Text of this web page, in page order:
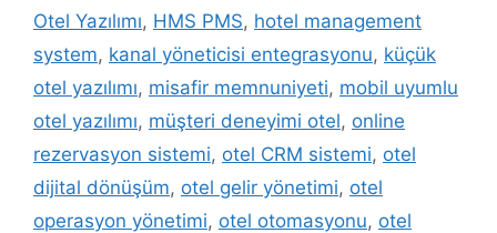
Otel Yazılımı, HMS PMS, hotel management
system, kanal yöneticisi entegrasyonu, küçük
otel yazılımı, misafir memnuniyeti, mobil uyumlu
otel yazılımı, müşteri deneyimi otel, online
rezervasyon sistemi, otel CRM sistemi, otel
dijital dönüşüm, otel gelir yönetimi, otel
operasyon yönetimi, otel otomasyonu, otel